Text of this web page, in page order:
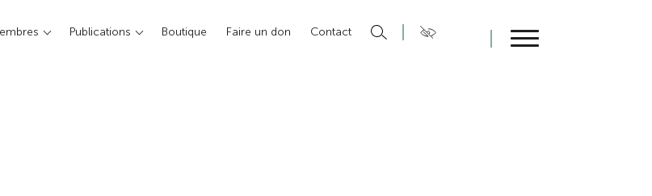
Publications Boutique Faire un don
Contact